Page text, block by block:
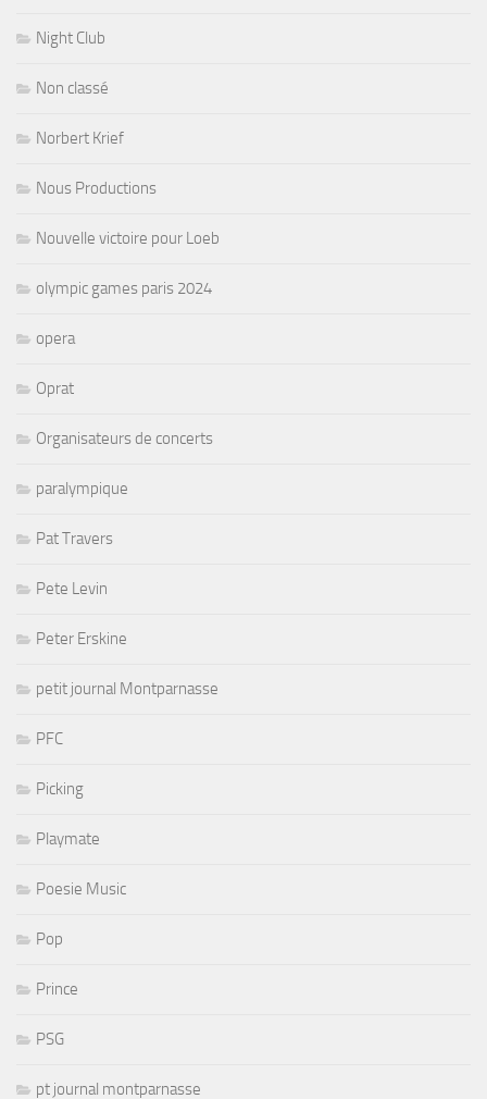
Night Club
Non classé
Norbert Krief
Nous Productions
Nouvelle victoire pour Loeb
olympic games paris 2024
opera
Oprat
Organisateurs de concerts
paralympique
Pat Travers
Pete Levin
Peter Erskine
petit journal Montparnasse
PFC
Picking
Playmate
Poesie Music
Pop
Prince
PSG
pt journal montparnasse